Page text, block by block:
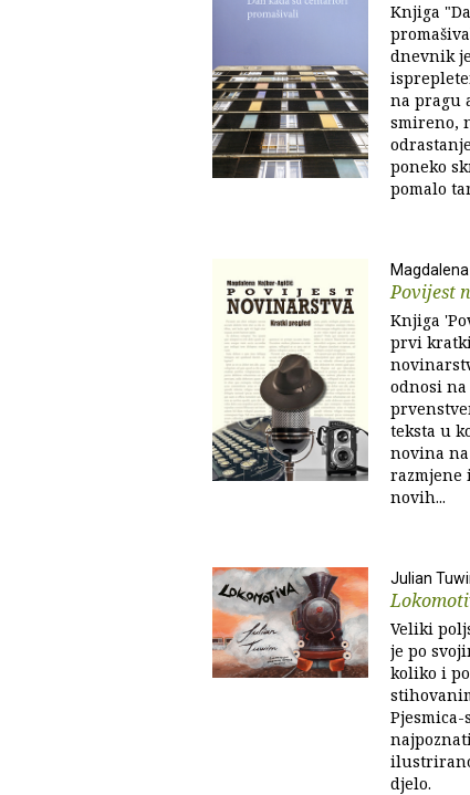
Knjiga
dnevnik
na pragu
smireno,
poneko
pomalo
Povijest
Knjiga
prvi
odnosi
teksta u
novina
razmjene
novih...
Julian
Veliki
je po
koliko i
djelo.